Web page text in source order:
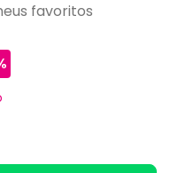
favoritos